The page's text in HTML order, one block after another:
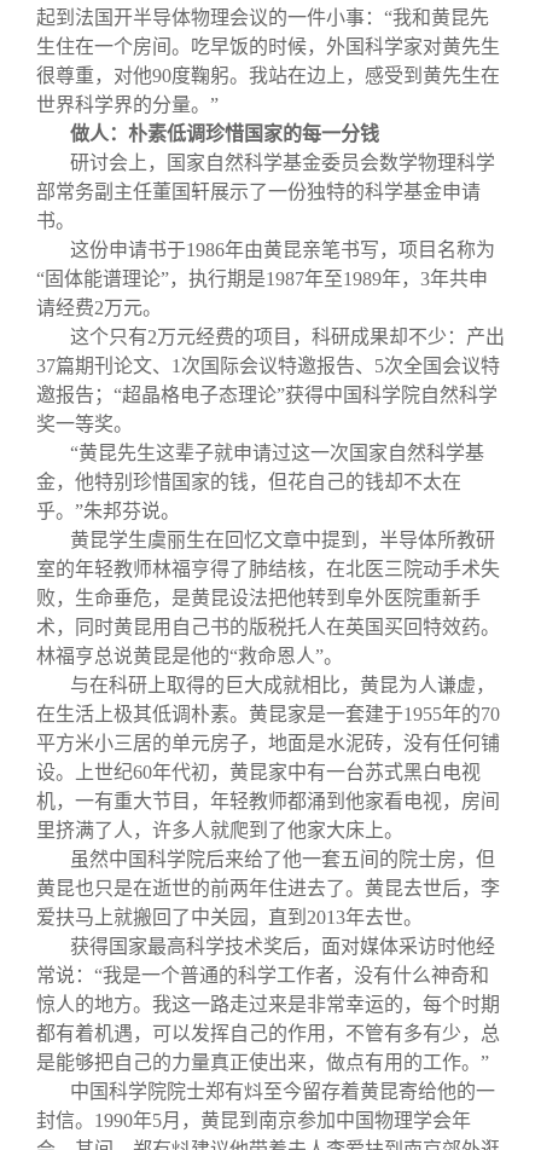
起到法国开半导体物理会议的一件小事：“我和黄昆先
生住在一个房间。吃早饭的时候，外国科学家对黄先生
很尊重，对他90度鞠躬。我站在边上，感受到黄先生在
世界科学界的分量。”
做人：朴素低调珍惜国家的每一分钱
研讨会上，国家自然科学基金委员会数学物理科学
部常务副主任董国轩展示了一份独特的科学基金申请
书。
这份申请书于1986年由黄昆亲笔书写，项目名称为
“固体能谱理论”，执行期是1987年至1989年，3年共申
请经费2万元。
这个只有2万元经费的项目，科研成果却不少：产出
37篇期刊论文、1次国际会议特邀报告、5次全国会议特
邀报告；“超晶格电子态理论”获得中国科学院自然科学
奖一等奖。
“黄昆先生这辈子就申请过这一次国家自然科学基
金，他特别珍惜国家的钱，但花自己的钱却不太在
乎。”朱邦芬说。
黄昆学生虞丽生在回忆文章中提到，半导体所教研
室的年轻教师林福亨得了肺结核，在北医三院动手术失
败，生命垂危，是黄昆设法把他转到阜外医院重新手
术，同时黄昆用自己书的版税托人在英国买回特效药。
林福亨总说黄昆是他的“救命恩人”。
与在科研上取得的巨大成就相比，黄昆为人谦虚，
在生活上极其低调朴素。黄昆家是一套建于1955年的70
平方米小三居的单元房子，地面是水泥砖，没有任何铺
设。上世纪60年代初，黄昆家中有一台苏式黑白电视
机，一有重大节目，年轻教师都涌到他家看电视，房间
里挤满了人，许多人就爬到了他家大床上。
虽然中国科学院后来给了他一套五间的院士房，但
黄昆也只是在逝世的前两年住进去了。黄昆去世后，李
爱扶马上就搬回了中关园，直到2013年去世。
获得国家最高科学技术奖后，面对媒体采访时他经
常说：“我是一个普通的科学工作者，没有什么神奇和
惊人的地方。我这一路走过来是非常幸运的，每个时期
都有着机遇，可以发挥自己的作用，不管有多有少，总
是能够把自己的力量真正使出来，做点有用的工作。”
中国科学院院士郑有炓至今留存着黄昆寄给他的一
封信。1990年5月，黄昆到南京参加中国物理学会年